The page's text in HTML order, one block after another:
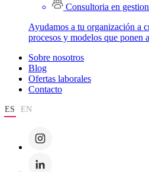
Consultoria en
Ayudamos a tu organización a
procesos y modelos que ponen
Sobre nosotros
Blog
Ofertas laborales
Contacto
ES EN